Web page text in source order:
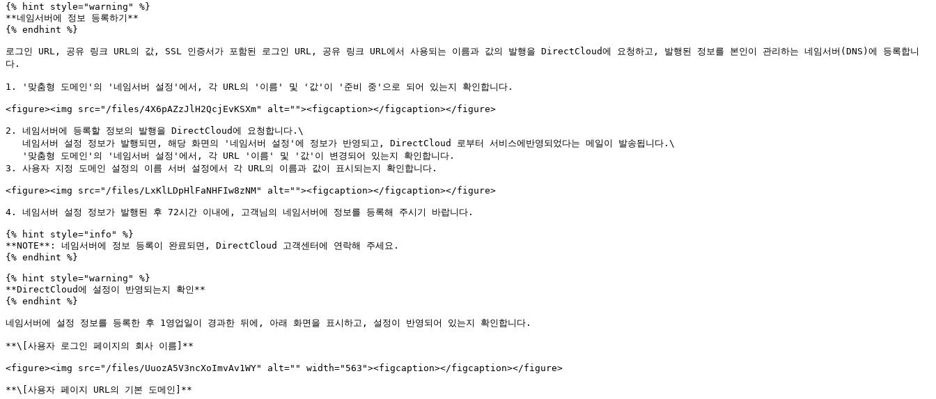
{% hint style="warning" %}
**네임서버에 정보 등록하기**
{% endhint %}
로그인 URL, 공유 링크 URL의 값, SSL 인증서가 포함된 로그인 URL, 공유 링크 URL에서 사용되는 이름과 값의 발행을 DirectCloud에 요청하고, 발행된 정보를 본인이 관리하는 네임서버(DNS)에 등록합니
다.
1. '맞춤형 도메인'의 '네임서버 설정'에서, 각 URL의 '이름' 및 '값'이 '준비 중'으로 되어 있는지 확인합니다.
<figure><img src="/files/4X6pAZzJlH2QcjEvKSXm" alt=""><figcaption></figcaption></figure>
2. 네임서버에 등록할 정보의 발행을 DirectCloud에 요청합니다.\
3. 사용자 지정 도메인 설정의 이름 서버 설정에서 각 URL의 이름과 값이 표시되는지 확인합니다.
<figure><img src="/files/LxKlLDpHlFaNHFIw8zNM" alt=""><figcaption></figcaption></figure>
4. 네임서버 설정 정보가 발행된 후 72시간 이내에, 고객님의 네임서버에 정보를 등록해 주시기 바랍니다.
{% hint style="info" %}
**NOTE**: 네임서버에 정보 등록이 완료되면, DirectCloud 고객센터에 연락해 주세요.
{% endhint %}
{% hint style="warning" %}
**DirectCloud에 설정이 반영되는지 확인**
{% endhint %}
네임서버에 설정 정보를 등록한 후 1영업일이 경과한 뒤에, 아래 화면을 표시하고, 설정이 반영되어 있는지 확인합니다.
**\[사용자 로그인 페이지의 회사 이름]**
<figure><img src="/files/UuozA5V3ncXoImvAv1WY" alt="" width="563"><figcaption></figcaption></figure>
**\[사용자 페이지 URL의 기본 도메인]**